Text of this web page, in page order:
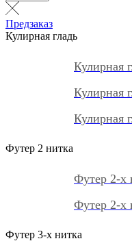
Предзаказ
Кулирная гладь
Кулирная
Кулирная
Кулирная
Футер 2 нитка
Футер 2-х
Футер 2-х
Футер 3-х нитка